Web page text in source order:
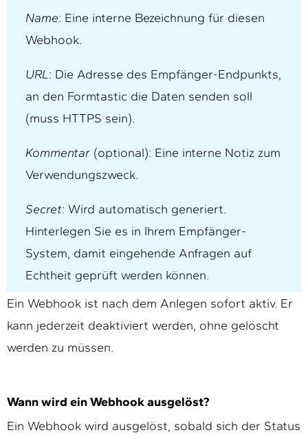
Name: Eine interne Bezeichnung für diesen
Webhook.
URL: Die Adresse des Empfänger-Endpunkts,
an den Formtastic die Daten senden soll
(muss HTTPS sein).
Kommentar (optional): Eine interne Notiz zum
Verwendungszweck.
Secret: Wird automatisch generiert.
Hinterlegen Sie es in Ihrem Empfänger-
System, damit eingehende Anfragen auf
Echtheit geprüft werden können.
Ein Webhook ist nach dem Anlegen sofort aktiv. Er
kann jederzeit deaktiviert werden, ohne gelöscht
werden zu müssen.
Wann wird ein Webhook ausgelöst?
Ein Webhook wird ausgelöst, sobald sich der Status